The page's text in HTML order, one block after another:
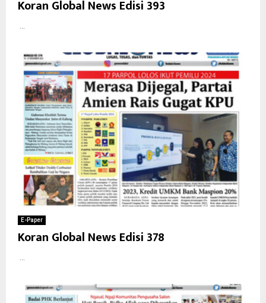
Koran Global News Edisi 393
...
E-Paper
Koran Global News Edisi 378